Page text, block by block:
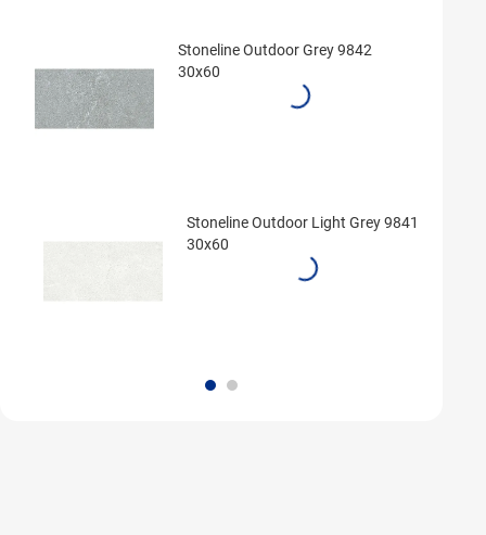
Stoneline Outdoor Grey 9842
30x60
Stoneline Outdoor Light Grey 9841
30x60